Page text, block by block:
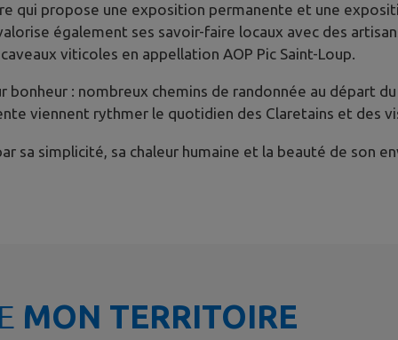
qui propose une exposition permanente et une
également ses savoir-faire locaux avec des
viticoles en appellation AOP Pic Saint-Loup.
: nombreux chemins de randonnée au départ
viennent rythmer le quotidien des Claretains et des
sa simplicité, sa chaleur humaine et la beauté de son
MON TERRITOIRE